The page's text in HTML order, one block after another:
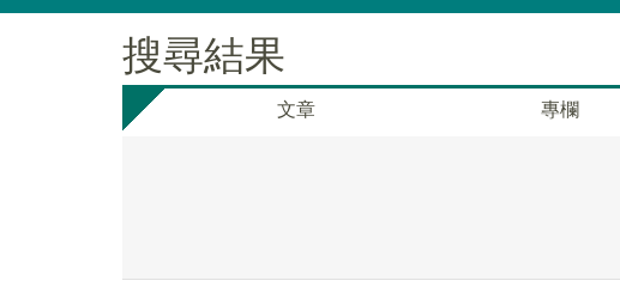
搜尋結果
文章 專欄